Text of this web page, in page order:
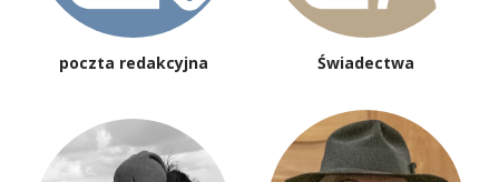
poczta redakcyjna Świadectwa